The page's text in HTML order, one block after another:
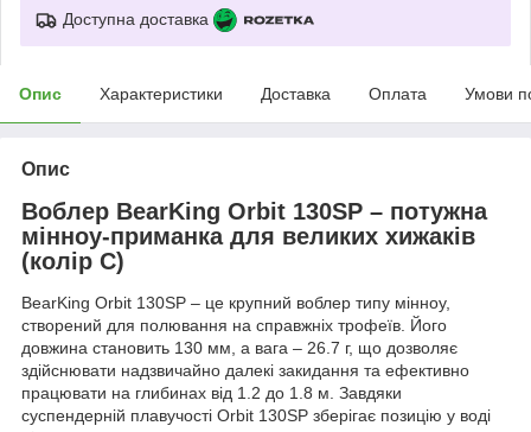
Доступна доставка
Опис Характеристики Доставка Оплата Умови
Опис
Воблер BearKing Orbit 130SP – потужна
мінноу-приманка для великих хижаків
(колір C)
BearKing Orbit 130SP – це крупний воблер типу мінноу,
створений для полювання на справжніх трофеїв. Його
довжина становить 130 мм, а вага – 26.7 г, що дозволяє
здійснювати надзвичайно далекі закидання та ефективно
працювати на глибинах від 1.2 до 1.8 м. Завдяки
суспендерній плавучості Orbit 130SP зберігає позицію у воді